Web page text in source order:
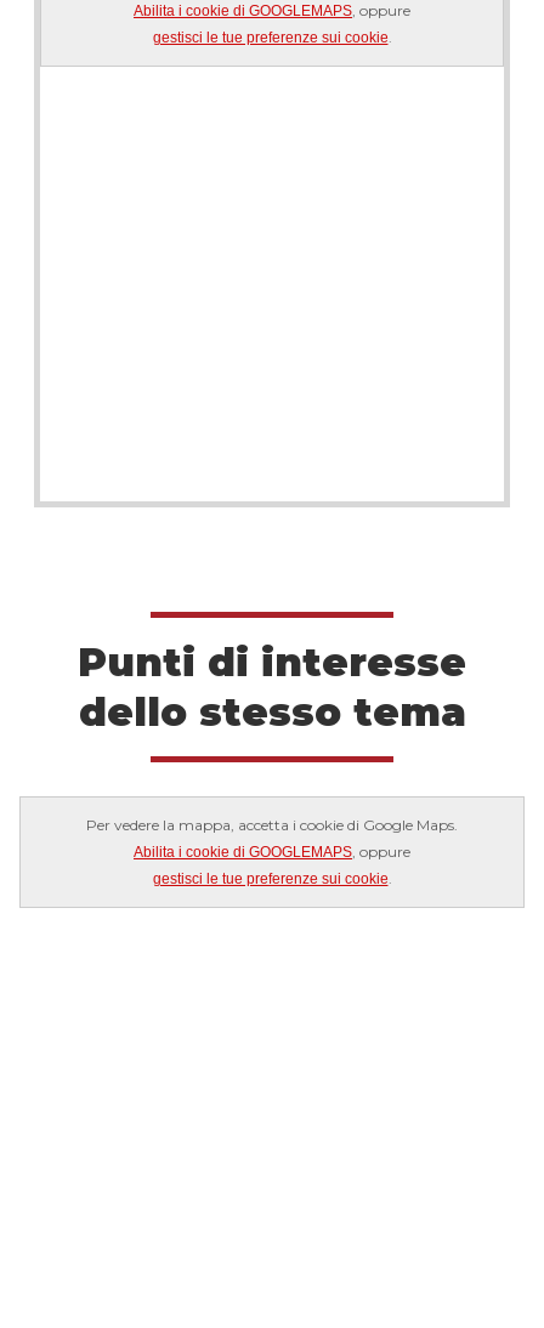
Abilita i cookie di GOOGLEMAPS, oppure
gestisci le tue preferenze sui cookie.
Punti di interesse
dello stesso tema
Per vedere la mappa, accetta i cookie di Google Maps.
Abilita i cookie di GOOGLEMAPS, oppure
gestisci le tue preferenze sui cookie.